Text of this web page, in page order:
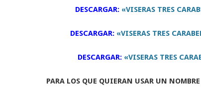
DESCARGAR: «VISERAS TRES
DESCARGAR: «VISERAS TRES
DESCARGAR: «VISERAS TRES
PARA LOS QUE QUIERAN USAR UN NOMBRE